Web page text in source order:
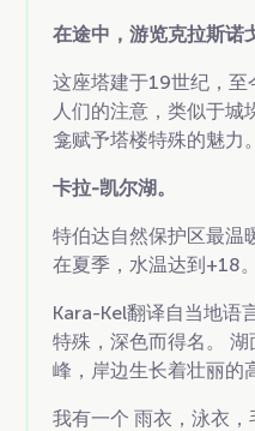
在途中，游览克拉斯诺
这座塔建于19世纪，
人们的注意，类似于城
龛赋予塔楼特殊的魅力。
卡拉-凯尔湖。
特伯达自然保护区最温
在夏季，水温达到+18
Kara-Kel翻译自当地语
特殊，深色而得名。
峰，岸边生长着壮丽的
我有一个 雨衣，泳衣